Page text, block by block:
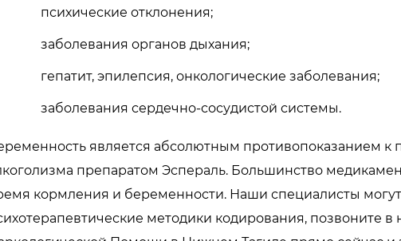
психические отклонения;
заболевания органов дыхания;
гепатит, эпилепсия, онкологические заболевания;
заболевания сердечно-сосудистой системы.
является абсолютным противопоказанием
препаратом Эспераль. Большинство
кормления и беременности. Наши специалисты
методики кодирования, позвоните